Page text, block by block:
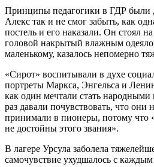
Принципы педагогики в ГДР были
Алекс так и не смог забыть, как
постель и его наказали. Он стоял
головой накрытый влажным
маленькому, казалось непомерно
«Сирот» воспитывали в духе
портреты Маркса, Энгельса и
как один мечтали стать
раз давали почувствовать, что они
принимали в пионеры, потому что
не достойны этого звания».
В лагере Урсула заболела
самочувствие ухудшалось с